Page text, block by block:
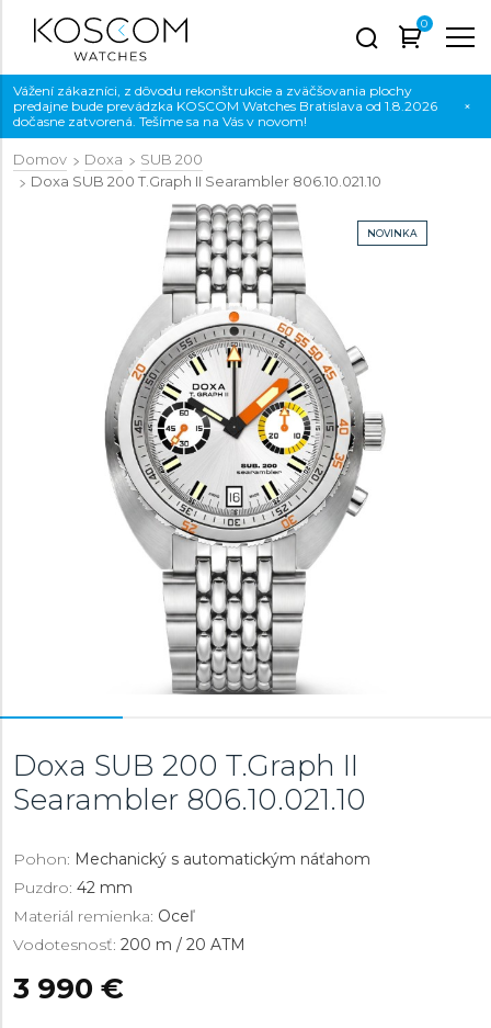
0
Vážení zákazníci, z dôvodu rekonštrukcie a zväčšovania plochy
predajne bude prevádzka KOSCOM Watches Bratislava od 1.8.2026
dočasne zatvorená. Tešíme sa na Vás v novom!
×
Domov Doxa
SUB 200
Doxa SUB 200 T.Graph II Searambler 806.10.021.10
NOVINKA
Doxa SUB 200 T.Graph II
Searambler 806.10.021.10
Pohon: Mechanický s automatickým náťahom
Puzdro: 42 mm
Materiál remienka: Oceľ
Vodotesnosť: 200 m / 20 ATM
3 990 €